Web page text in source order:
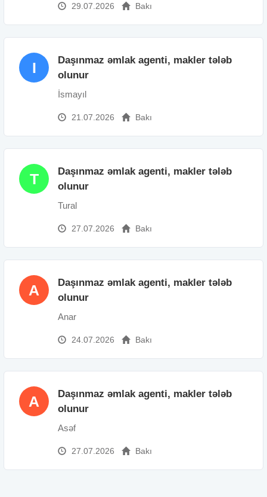
29.07.2026 Bakı
I
Daşınmaz əmlak agenti, makler tələb
olunur
İsmayıl
21.07.2026 Bakı
T
Daşınmaz əmlak agenti, makler tələb
olunur
Tural
27.07.2026 Bakı
A
Daşınmaz əmlak agenti, makler tələb
olunur
Anar
24.07.2026 Bakı
A
Daşınmaz əmlak agenti, makler tələb
olunur
Asəf
27.07.2026 Bakı